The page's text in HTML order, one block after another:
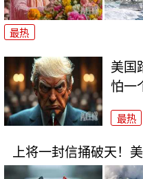
最热
美国
怕一
最热
上将一封信捅破天！